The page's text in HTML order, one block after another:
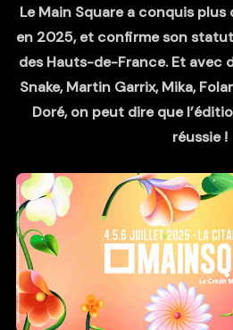
Le Main Square a conquis
en 2025, et confirme son
des Hauts-de-France. Et avec
Snake, Martin Garrix, Mika,
Doré, on peut dire que
réussie !